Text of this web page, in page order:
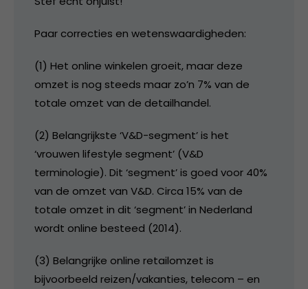
Paar correcties en wetenswaardigheden:
(1) Het online winkelen groeit, maar deze
omzet is nog steeds maar zo’n 7% van de
totale omzet van de detailhandel.
(2) Belangrijkste ‘V&D-segment’ is het
‘vrouwen lifestyle segment’ (V&D
terminologie). Dit ‘segment’ is goed voor 40%
van de omzet van V&D. Circa 15% van de
totale omzet in dit ‘segment’ in Nederland
wordt online besteed (2014).
(3) Belangrijke online retailomzet is
bijvoorbeeld reizen/vakanties, telecom – en